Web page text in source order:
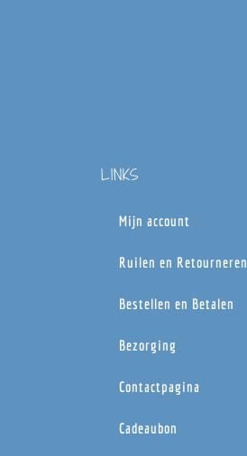
LINKS
Mijn account
Ruilen en Retourneren
Bestellen en Betalen
Bezorging
Contactpagina
Cadeaubon